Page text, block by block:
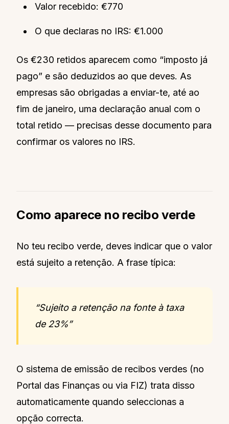
Valor recebido: €770
O que declaras no IRS: €1.000
Os €230 retidos aparecem como “imposto já
pago” e são deduzidos ao que deves. As
empresas são obrigadas a enviar-te, até ao
fim de janeiro, uma declaração anual com o
total retido — precisas desse documento para
confirmar os valores no IRS.
Como aparece no recibo verde
No teu recibo verde, deves indicar que o valor
está sujeito a retenção. A frase típica:
“Sujeito a retenção na fonte à taxa
de 23%”
O sistema de emissão de recibos verdes (no
Portal das Finanças ou via FIZ) trata disso
automaticamente quando seleccionas a
opção correcta.